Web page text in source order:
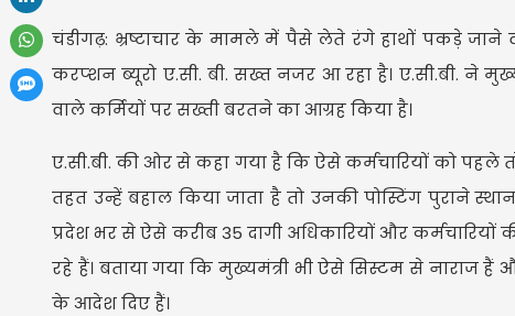
चंडीगढ़: भ्रष्टाचार के मामले में पैसे लेते रंगे हाथों पकड़े जाने
करप्शन ब्यूरो ए.सी. बी. सख्त नजर आ रहा है। ए.सी.बी. ने
वाले कर्मियों पर सख्ती बरतने का आग्रह किया है।
ए.सी.बी. की ओर से कहा गया है कि ऐसे कर्मचारियों को
तहत उन्हें बहाल किया जाता है तो उनकी पोस्टिंग पुराने
प्रदेश भर से ऐसे करीब 35 दागी अधिकारियों और कर्मचारियों
रहे हैं। बताया गया कि मुख्यमंत्री भी ऐसे सिस्टम से नाराज
के आदेश दिए हैं।